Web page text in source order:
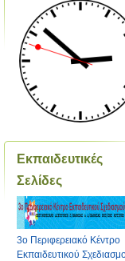
Εκπαιδευτικές
Σελίδες
3ο Περιφερειακό Κέντρο
Εκπαιδευτικού